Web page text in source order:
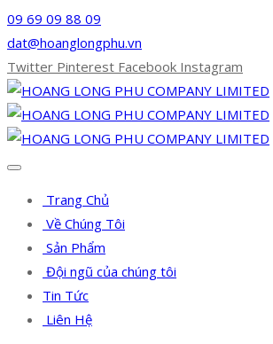
09 69 09 88 09
dat@hoanglongphu.vn
Twitter Pinterest Facebook Instagram
Trang Chủ
Về Chúng Tôi
Sản Phẩm
Đội ngũ của chúng tôi
Tin Tức
Liên Hệ